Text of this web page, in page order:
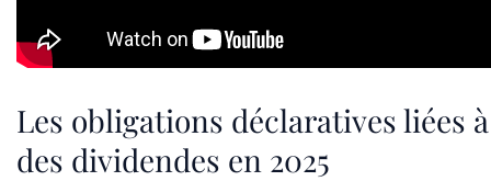
Les obligations déclaratives liées
des dividendes en 2025